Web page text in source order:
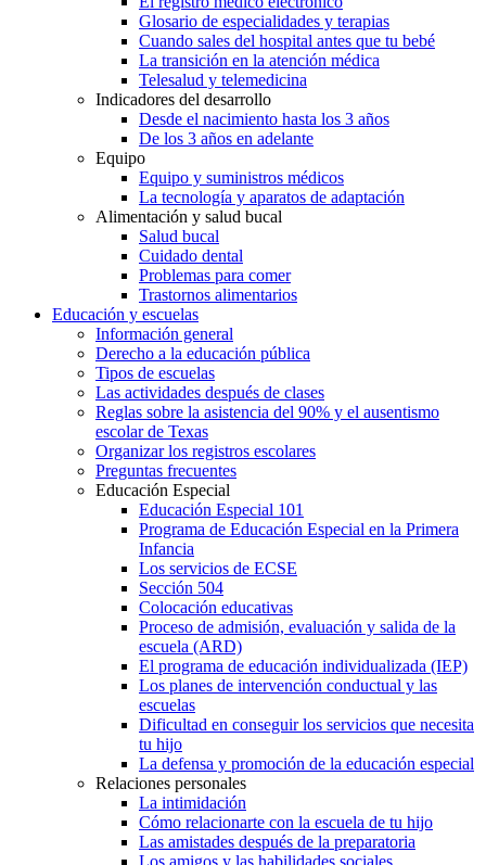
Glosario de especialidades y terapias
Cuando sales del hospital antes que tu bebé
La transición en la atención médica
Telesalud y telemedicina
Indicadores del desarrollo
Desde el nacimiento hasta los 3 años
De los 3 años en adelante
Equipo
Equipo y suministros médicos
La tecnología y aparatos de adaptación
Alimentación y salud bucal
Salud bucal
Cuidado dental
Problemas para comer
Trastornos alimentarios
Educación y escuelas
Información general
Derecho a la educación pública
Tipos de escuelas
Las actividades después de clases
Reglas sobre la asistencia del 90% y el ausentismo
escolar de Texas
Organizar los registros escolares
Preguntas frecuentes
Educación Especial
Educación Especial 101
Programa de Educación Especial en la Primera
Infancia
Los servicios de ECSE
Sección 504
Colocación educativas
Proceso de admisión, evaluación y salida de la
escuela (ARD)
El programa de educación individualizada (IEP)
Los planes de intervención conductual y las
escuelas
Dificultad en conseguir los servicios que necesita
tu hijo
La defensa y promoción de la educación especial
Relaciones personales
La intimidación
Cómo relacionarte con la escuela de tu hijo
Las amistades después de la preparatoria
Los amigos y las habilidades sociales